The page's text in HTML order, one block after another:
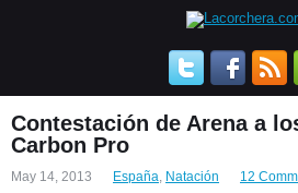
Contestación de Arena a
Carbon Pro
May 14, 2013 España, Natación 12